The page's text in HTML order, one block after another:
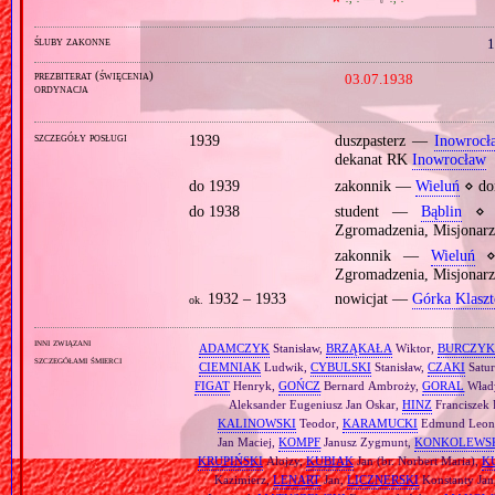
śluby zakonne
prezbiterat (święcenia)
ordynacja
03.07.1938
szczegóły posługi 1939 duszpasterz —
dekanat RK Inowrocław
do 1939
zakonnik — Wieluń ⋄
do 1938
student — Bąblin⋄
Zgromadzenia,
zakonnik — Wieluń ⋄
Zgromadzenia,
ok. 1932 – 1933 nowicjat — Górka
inni związani
szczegółami śmierci
ADAMCZYKStanisław, BRZĄKAŁA Wiktor, BURCZYK
CIEMNIAKLudwik, CYBULSKIStanisław, CZAKI
FIGAT Henryk,GOŃCZ Bernard Ambroży,GORAL
Aleksander Eugeniusz Jan Oskar, HINZ Franciszek
KALINOWSKITeodor, KARAMUCKIEdmund
Jan Maciej,KOMPF Janusz Zygmunt,
KRUPIŃSKIAlojzy,KUBIAKJan (br. Norbert Maria),
Kazimierz,LENARTJan,LICZNERSKIKonstanty